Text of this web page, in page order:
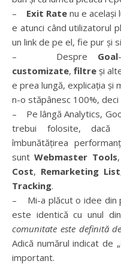
– Exit Rate nu e același
e atunci când utilizatorul
un link de pe el, fie pur și
– Despre Goal
customizate, filtre și
e prea lungă, explicația și
n-o stăpânesc 100%,
– Pe lângă Analytics,
trebui folosite, dacă
îmbunătățirea
suntWebmaster Tools,
Cost, Remarketing List
Tracking.
– Mi-a plăcut o idee din
este identică cu unul
comunitate este definită
Adică numărul indicat de „
important.